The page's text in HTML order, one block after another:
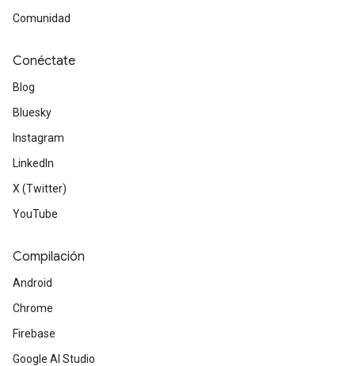
Comunidad
Conéctate
Blog
Bluesky
Instagram
LinkedIn
X (Twitter)
YouTube
Compilación
Android
Chrome
Firebase
Google AI Studio